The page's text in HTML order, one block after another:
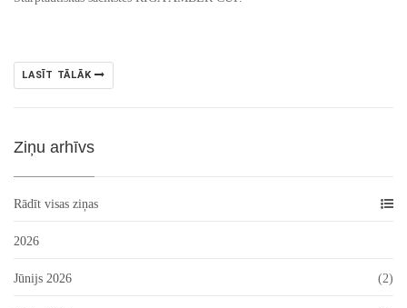
LASĪT TĀLĀK
Ziņu arhīvs
Rādīt visas ziņas
2026
Jūnijs 2026 (2)